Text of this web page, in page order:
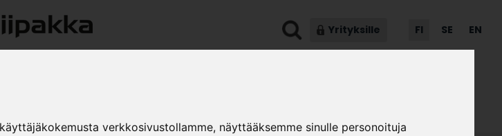
verkkosivustollamme, näyttääksemme sinulle personoituja
Yrityksille FI SE EN